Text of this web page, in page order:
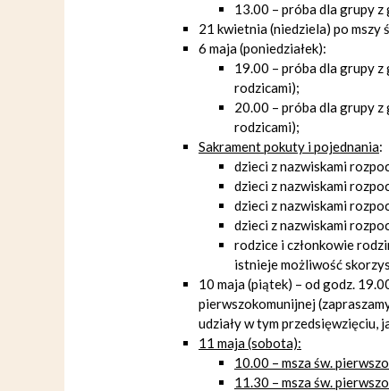
13.00 – próba dla grupy z
21 kwietnia (niedziela) po mszy
6 maja (poniedziałek):
19.00 – próba dla grupy
rodzicami);
20.00 – próba dla grupy
rodzicami);
Sakrament pokuty i pojednania:
dzieci z nazwiskami
dzieci z nazwiskami
dzieci z nazwiskami
dzieci z nazwiskami
rodzice i członkowie
istnieje możliwość
10 maja (piątek) – od godz.
pierwszokomunijnej
udziały w tym przedsięwzięciu,
11 maja (sobota):
10.00 – msza św.
11.30 – msza św.